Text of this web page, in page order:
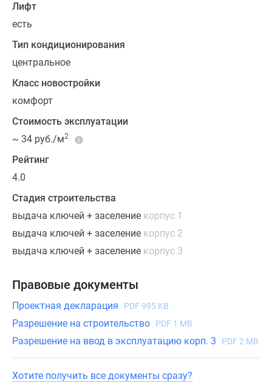
комнаты,
кухни
площадью
менее
9
кв.
м,
или
лоджии
с
и
отдельные
гардеробные
помещения
В
двухкомнатных
квартирах
раздельные
санузлы,
в
Лифт
есть
Тип кондиционирования
центральное
Класс новостройки
комфорт
Стоимость эксплуатации
~ 34 руб./м2
Рейтинг
4.0
Стадия строительства
выдача ключей + заселение корпус 1
выдача ключей + заселение корпус 2
выдача ключей + заселение корпус 3
Правовые документы
Проектная декларация PDF 995 KB
Разрешение на строительство PDF 1 MB
Разрешение на ввод в эксплуатацию корп. 3 PDF 2 MB
Хотите получить все документы сразу?